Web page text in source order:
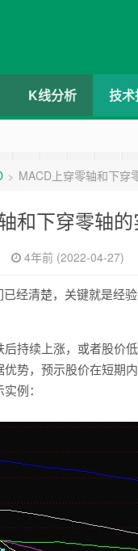
K线分析 技
> MACD上穿零轴和下穿
和下穿零轴
4年前 (2022-04-27)
已经清楚，关键就是经
续上涨，或者股价低
势，预示股价在短期
例：